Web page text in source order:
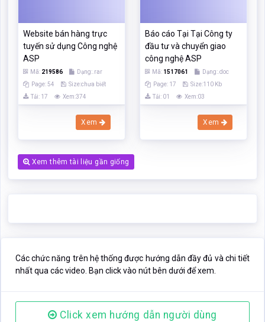
Website bán hàng trực
tuyến sử dụng Công nghệ
ASP
Mã: 219586
Dạng:.rar
Page: 54
Size:chưa biết
Tải: 17
Xem:374
Xem
Báo cáo Tại Tại Công ty
đầu tư và chuyển giao
công nghệ ASP
Mã: 1517061
Dạng:.doc
Page: 17
Size:110 Kb
Tải: 01
Xem:03
Xem
Xem thêm tài liệu gần giống
Các chức năng trên hệ thống được hướng dẫn đầy đủ và chi tiết
nhất qua các video. Bạn click vào nút bên dưới để xem.
Click xem hướng dẫn người dùng